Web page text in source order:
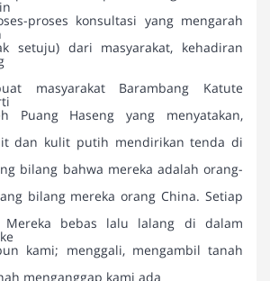
proses konsultasi yang mengarah
setuju) dari masyarakat, kehadiran
masyarakat Barambang Katute
Puang Haseng yang menyatakan,
dan kulit putih mendirikan tenda di
bilang bahwa mereka adalah orang-
bilang mereka orang China. Setiap
Mereka bebas lalu lalang di dalam
kami; menggali, mengambil tanah
menganggap kami ada